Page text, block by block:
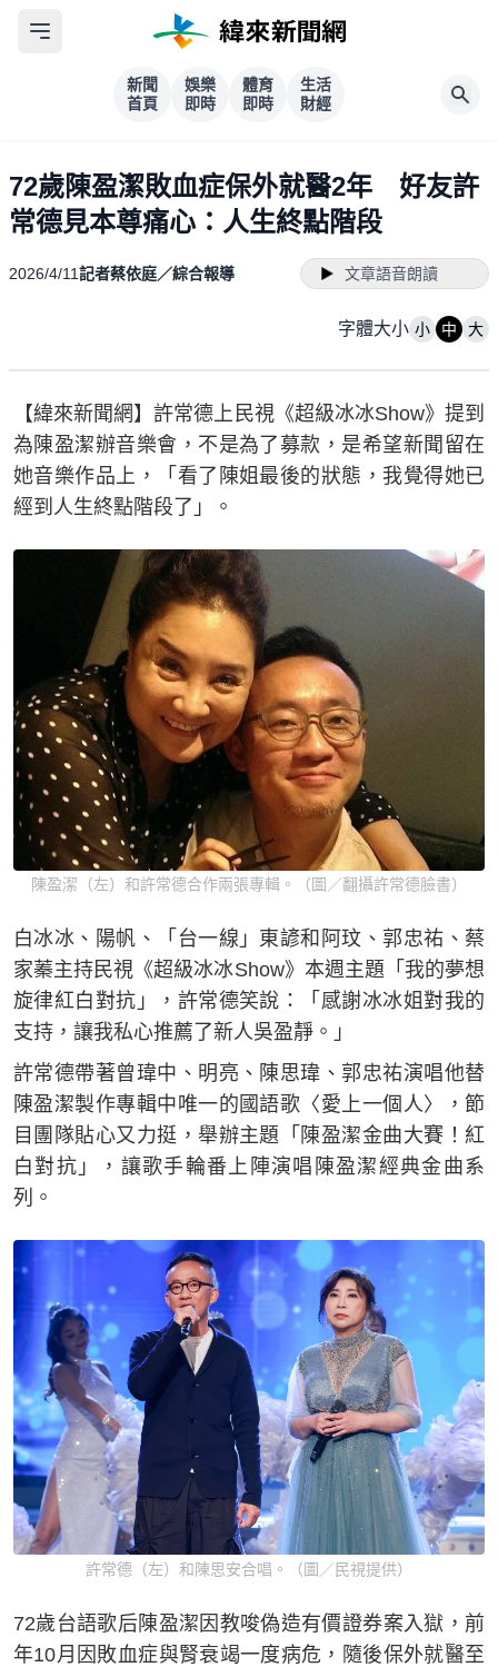
新聞
首頁
娛樂
即時
體育
即時
生活
財經
72歲陳盈潔敗血症保外就醫2年 好友許
常德見本尊痛心：人生終點階段
2026/4/11記者蔡依庭／綜合報導 文章語音朗讀
字體大小 小 中 大
【緯來新聞網】許常德上民視《超級冰冰Show》提到
為陳盈潔辦音樂會，不是為了募款，是希望新聞留在
她音樂作品上，「看了陳姐最後的狀態，我覺得她已
經到人生終點階段了」。
陳盈潔（左）和許常德合作兩張專輯。（圖／翻攝許常德臉書）
白冰冰、陽帆、「台一線」東諺和阿玟、郭忠祐、蔡
家蓁主持民視《超級冰冰Show》本週主題「我的夢想
旋律紅白對抗」，許常德笑說：「感謝冰冰姐對我的
支持，讓我私心推薦了新人吳盈靜。」
許常德帶著曾瑋中、明亮、陳思瑋、郭忠祐演唱他替
陳盈潔製作專輯中唯一的國語歌〈愛上一個人〉，節
目團隊貼心又力挺，舉辦主題「陳盈潔金曲大賽！紅
白對抗」，讓歌手輪番上陣演唱陳盈潔經典金曲系
列。
許常德（左）和陳思安合唱。（圖／民視提供）
72歲台語歌后陳盈潔因教唆偽造有價證券案入獄，前
年10月因敗血症與腎衰竭一度病危，隨後保外就醫至